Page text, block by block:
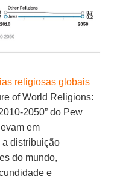
religiosas globais
of World Religions:
2050” do Pew
em
a distribuição
do mundo,
e